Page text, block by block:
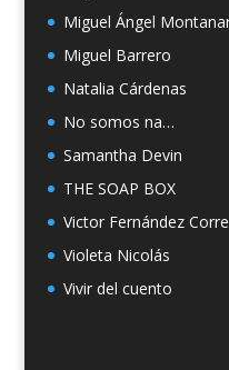
Miguel Ángel
Miguel Barrero
Natalia Cárdenas
No somos na…
Samantha Devin
THE SOAP BOX
Victor Fernández
Violeta Nicolás
Vivir del cuento